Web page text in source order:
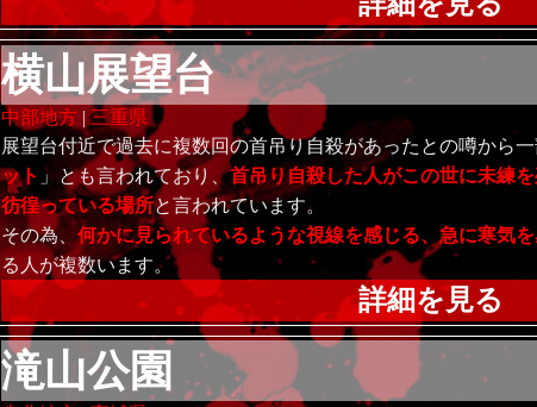
横山展望台
中部地方 |三重県
展望台付近で過去に複数回の首吊り自殺があったとの噂から
ット 」とも言われており、首吊り自殺した人がこの世に未練
彷徨っている場所と言われています。
その為、何かに見られているような視線を感じる、急に寒気
る人が複数います。
詳細を見る
滝山公園